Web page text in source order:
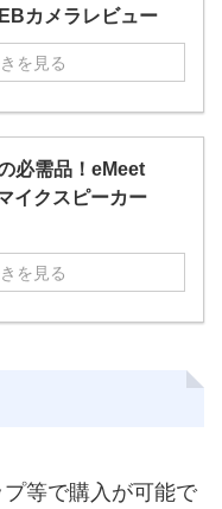
カメラレビュー
を見る
必需品！eMeet
イクスピーカー
を見る
等で購入が可能で